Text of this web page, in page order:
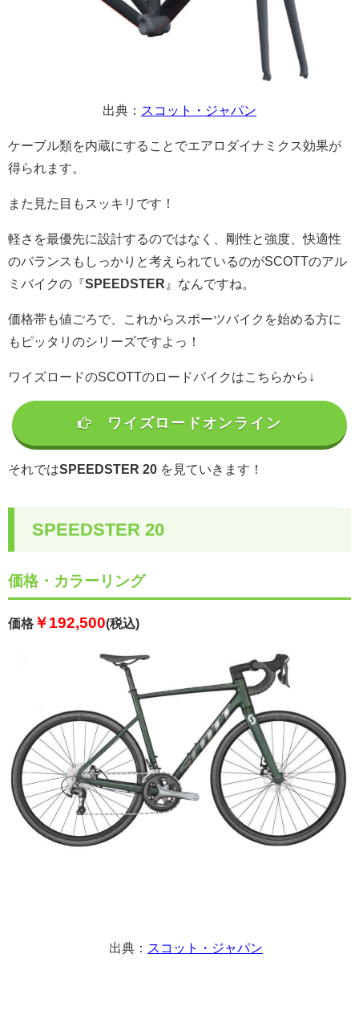
出典： スコット・ジャパン
ケーブル類を内蔵にすることでエアロダイナミクス効果が
得られます。
また見た目もスッキリです！
軽さを最優先に設計するのではなく、剛性と強度、快適性
のバランスもしっかりと考えられているのがSCOTTのアル
ミバイクの『SPEEDSTER 』なんですね。
価格帯も値ごろで、これからスポーツバイクを始める方に
もピッタリのシリーズですよっ！
ワイズロードのSCOTTのロードバイクはこちらから↓
ワイズロードオンライン
それではSPEEDSTER 20 を見ていきます！
SPEEDSTER 20
価格・カラーリング
価格 ￥192,500(税込)
出典： スコット・ジャパン